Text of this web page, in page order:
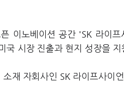
이노베이션 공간 'SK 라이
국 시장 진출과 현지 성장을 지
재 자회사인 SK 라이프사이